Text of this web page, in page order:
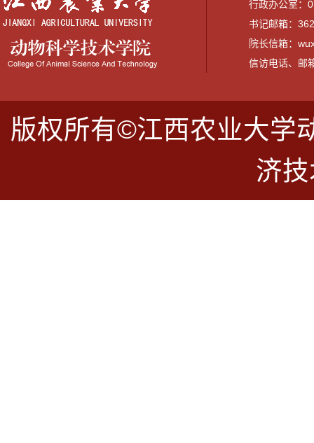
行政办公室：
书记邮箱：
院长信箱：
信访电话、邮
版权所有©江西农业大学
济